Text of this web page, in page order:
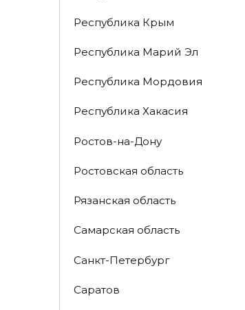
Республика Крым
Республика Марий Эл
Республика Мордовия
Республика Хакасия
Ростов-на-Дону
Ростовская область
Рязанская область
Самарская область
Санкт-Петербург
Саратов